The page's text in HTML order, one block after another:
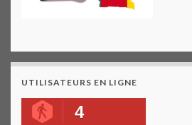
UTILISATEURS EN LIGNE
4